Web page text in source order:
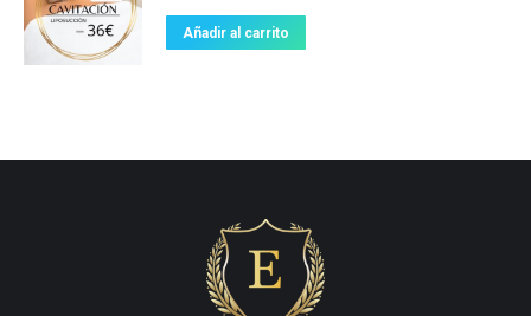
Añadir al carrito